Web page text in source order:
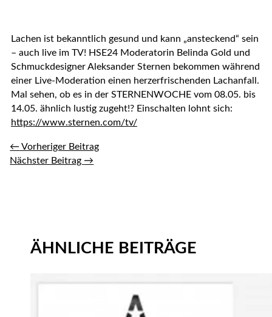
Lachen ist bekanntlich gesund und kann „ansteckend“ sein
– auch live im TV! HSE24 Moderatorin Belinda Gold und
Schmuckdesigner Aleksander Sternen bekommen während
einer Live-Moderation einen herzerfrischenden Lachanfall.
Mal sehen, ob es in der STERNENWOCHE vom 08.05. bis
14.05. ähnlich lustig zugeht!? Einschalten lohnt sich:
https://www.sternen.com/tv/
← Vorheriger Beitrag
Nächster Beitrag →
ÄHNLICHE BEITRÄGE